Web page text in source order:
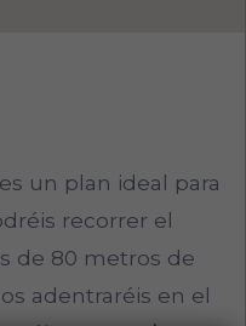
es un plan ideal para
recorrer el
de 80 metros de
adentraréis en el